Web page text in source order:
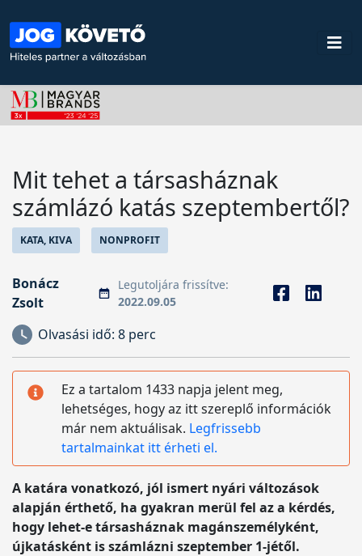
Mit tehet a társasháznak
számlázó katás szeptembertől?
KATA, KIVA NONPROFIT
Bonácz
Zsolt
Legutoljára frissítve:
2022.09.05
Olvasási idő: 8 perc
Ez a tartalom 1433 napja jelent meg,
lehetséges, hogy az itt szereplő információk
már nem aktuálisak. Legfrissebb
tartalmainkat itt érheti el.
A katára vonatkozó, jól ismert nyári változások
alapján érthető, ha gyakran merül fel az a kérdés,
hogy lehet-e társasháznak magánszemélyként,
újkatásként is számlázni szeptember 1-jétől.